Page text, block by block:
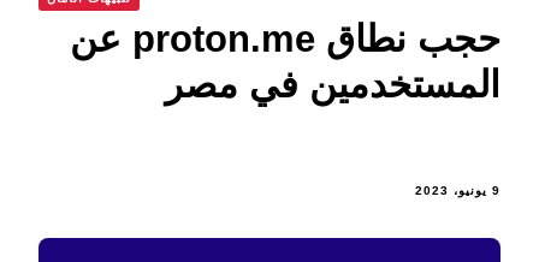
حجب نطاق proton.me عن
المستخدمين في مصر
9 يونيو، 2023